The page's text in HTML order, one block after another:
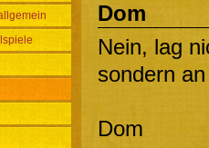
Dom
Nein, lag
sondern
Dom